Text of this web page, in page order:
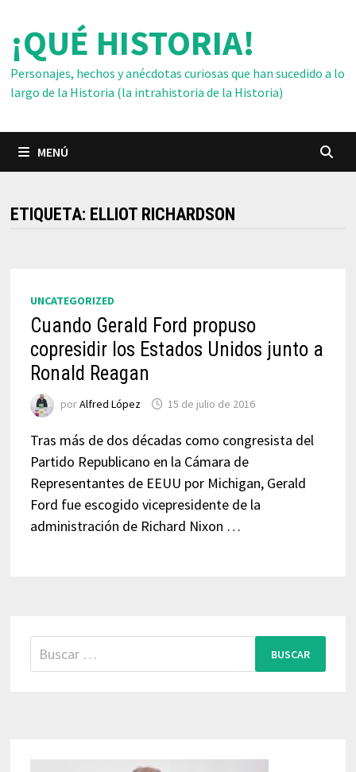
contenido
¡QUÉ HISTORIA!
Personajes, hechos y anécdotas curiosas que han sucedido a lo
largo de la Historia (la intrahistoria de la Historia)
MENÚ
ETIQUETA: ELLIOT RICHARDSON
UNCATEGORIZED
Cuando Gerald Ford propuso
copresidir los Estados Unidos junto a
Ronald Reagan
porAlfred López 15 de julio de 2016
Tras más de dos décadas como congresista del
Partido Republicano en la Cámara de
Representantes de EEUU por Michigan, Gerald
Ford fue escogido vicepresidente de la
administración de Richard Nixon …
Buscar: